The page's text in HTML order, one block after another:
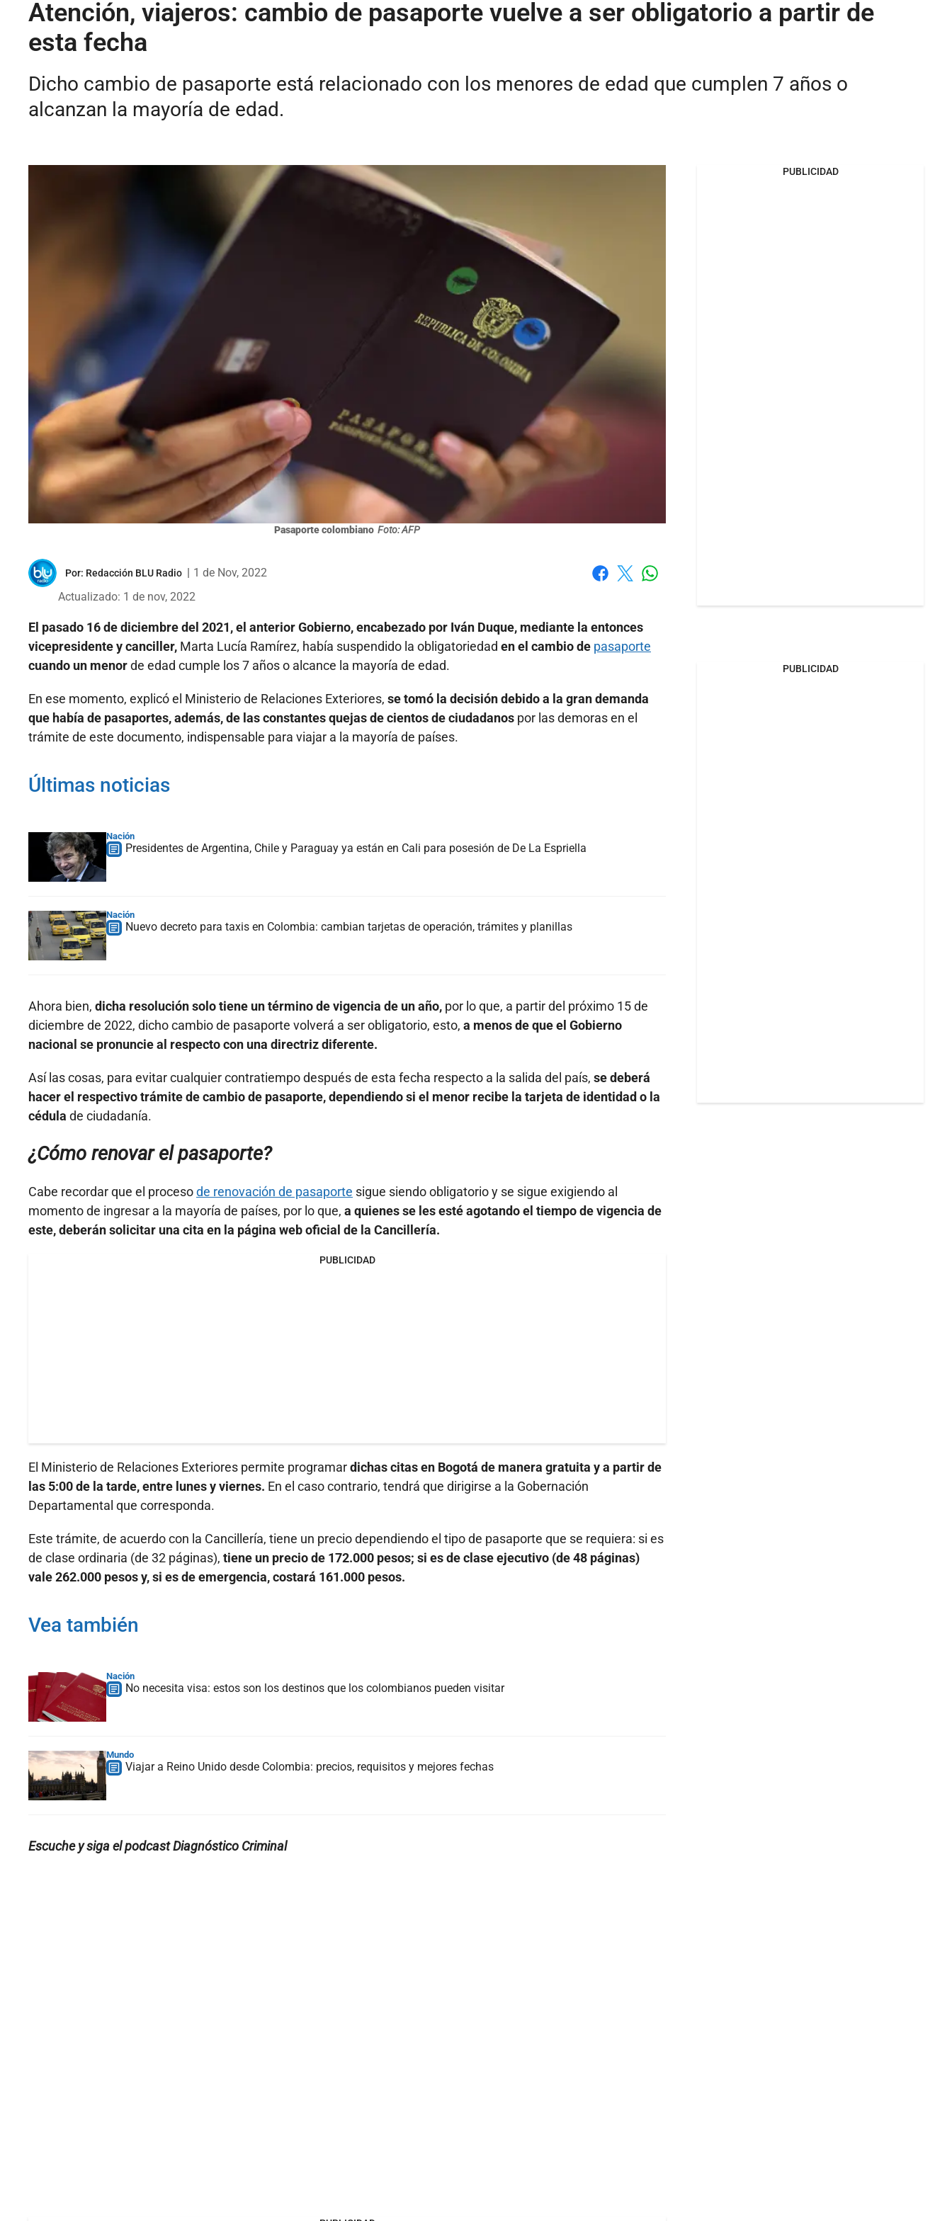
Atención, viajeros: cambio de pasaporte vuelve a ser obligatorio a partir de
esta fecha
Dicho cambio de pasaporte está relacionado con los menores de edad que cumplen 7 años o
alcanzan la mayoría de edad.
Pasaporte colombiano Foto: AFP
Por: Redacción BLU Radio
1 de Nov, 2022
Actualizado: 1 de nov, 2022
El pasado 16 de diciembre del 2021, el anterior Gobierno, encabezado por Iván Duque, mediante la entonces
vicepresidente y canciller, Marta Lucía Ramírez, había suspendido la obligatoriedad en el cambio de pasaporte
cuando un menorde edad cumple los 7 años o alcance la mayoría de edad.
En ese momento, explicó el Ministerio de Relaciones Exteriores, se tomó la decisión debido a la gran demanda
que había de pasaportes, además, de las constantes quejas de cientos de ciudadanos por las demoras en el
trámite de este documento, indispensable para viajar a la mayoría de países.
Últimas noticias
Nación
Presidentes de Argentina, Chile y Paraguay ya están en Cali para posesión de De La Espriella
Nación
Nuevo decreto para taxis en Colombia: cambian tarjetas de operación, trámites y planillas
Ahora bien, dicha resolución solo tiene un término de vigencia de un año, por lo que, a partir del próximo 15 de
diciembre de 2022, dicho cambio de pasaporte volverá a ser obligatorio, esto, a menos de que el Gobierno
nacional se pronuncie al respecto con una directriz diferente.
Así las cosas, para evitar cualquier contratiempo después de esta fecha respecto a la salida del país, se deberá
hacer el respectivo trámite de cambio de pasaporte, dependiendo si el menor recibe la tarjeta de identidad o la
cédula de ciudadanía.
¿Cómo renovar el pasaporte?
Cabe recordar que el procesode renovación de pasaporte sigue siendo obligatorio y se sigue exigiendo al
momento de ingresar a la mayoría de países, por lo que, a quienes se les esté agotando el tiempo de vigencia de
este, deberán solicitar una cita en la página web oficial de la Cancillería.
PUBLICIDAD
El Ministerio de Relaciones Exteriores permite programardichas citas en Bogotá de manera gratuita y a partir de
las 5:00 de la tarde, entre lunes y viernes. En el caso contrario, tendrá que dirigirse a la Gobernación
Departamental que corresponda.
Este trámite, de acuerdo con la Cancillería, tiene un precio dependiendo el tipo de pasaporte que se requiera: si es
de clase ordinaria (de 32 páginas), tiene un precio de 172.000 pesos; si es de clase ejecutivo (de 48 páginas)
vale 262.000 pesos y, si es de emergencia, costará 161.000 pesos.
Vea también
Nación
No necesita visa: estos son los destinos que los colombianos pueden visitar
Mundo
Viajar a Reino Unido desde Colombia: precios, requisitos y mejores fechas
Escuche y siga el podcast Diagnóstico Criminal
PUBLICIDAD
PUBLICIDAD